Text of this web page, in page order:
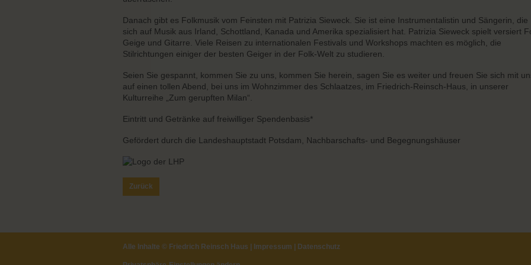
Danach gibt es Folkmusik vom Feinsten mit Patrizia Sieweck. Sie ist eine Instrumentalistin und Sängerin, die
sich auf Musik aus Irland, Schottland, Kanada und Amerika spezialisiert hat. Patrizia Sieweck spielt versiert
Geige und Gitarre. Viele Reisen zu internationalen Festivals und Workshops machten es möglich, die
Stilrichtungen einiger der besten Geiger in der Folk-Welt zu studieren.
Seien Sie gespannt, kommen Sie zu uns, kommen Sie herein, sagen Sie es weiter und freuen Sie sich mit
auf einen tollen Abend, bei uns im Wohnzimmer des Schlaatzes, im Friedrich-Reinsch-Haus, in unserer
Kulturreihe „Zum gerupften Milan“.
Eintritt und Getränke auf freiwilliger Spendenbasis*
Gefördert durch die Landeshauptstadt Potsdam, Nachbarschafts- und Begegnungshäuser
Zurück
Alle Inhalte © Friedrich Reinsch Haus Impressum Datenschutz